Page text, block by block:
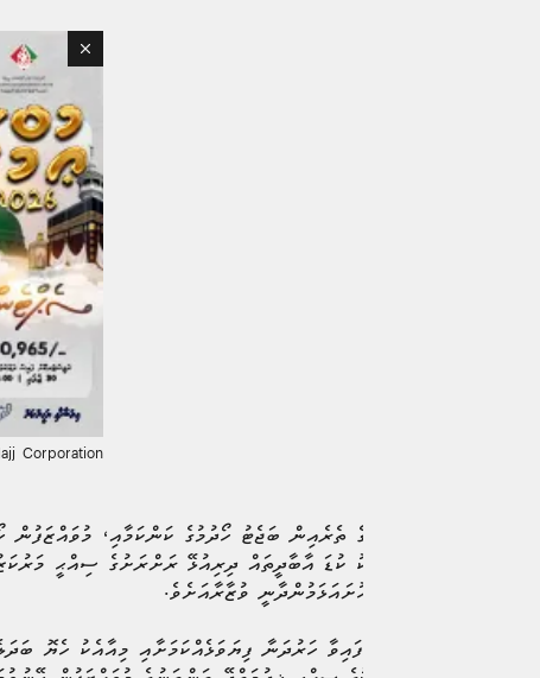
Corporation
މިބަދަލާއެކު އިދާރީ ހިންގުމުގެ ތެރެއިން ބަޖެޓު ހޯދުމުގެ ކަންކަމާއި،
ބެލުމުގެ ދަށުންނެވެ. މިއާއެކު ކުޑަ އާބާދީތައް ދިރިއުޅޭ ރަށްރަށުގެ ސިއްޙީ
ބަދަލުގައި ކަންކަމަށް އެދި ހުށައަޅަމުންދާނީ ވުޒާރާއަށެވެ.
މިއީ މަޝްވަރާކުރެވިގެން އަޅާފައިވާ ހަރުދަނާ ފިޔަވަޅެއްކަމަށާއި މިއާއެކު ހެޔޮ